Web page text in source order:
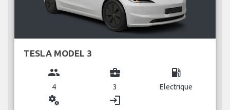
TESLA MODEL 3
group
4
business_center
3
local_gas_station
Electrique
miscellaneous_services login